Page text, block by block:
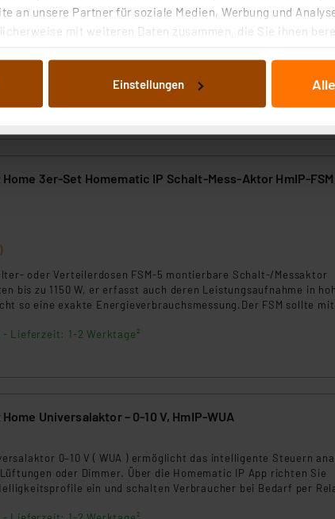
an unsere Partner für soziale Medien, Werbung und
mit weiteren Daten zusammen, die Sie ihnen
dargestellten bzw. die von Ihnen ausgewählten
Auflistung der einzelnen Cookies nach Zweck und
Zeitpunkt des Widerrufs bleibt hiervon unberührt. Ihre
nicht längerfristig gespeichert werden und dieses
personenbezogene Daten in den USA. Ihre Einwilligung zur
ggf. auch die Verarbeitung Ihrer Daten in den USA gemäß
und zu der jeweiligen Datenübermittlung erhalten Sie
der EU. Dies bedeutet, dass die USA
wird. So besteht etwa das Risiko, dass US-
verarbeiten, ohne dass hiergegen Klagemöglichkeiten
Einstellungen
Verbraucher.
3er-Set Homematic IP Schalt-Mess-Aktor HmIP-
oder Verteilerdosen FSM-5 montierbare Schalt-/Messaktor
bis zu 1150 W, er erfasst auch deren Leistungsaufnahme in
so eine exakte Energieverbrauchsmessung.Der FSM sollte mit
Lieferzeit: 1-2 Werktage²
Universalaktor – 0-10 V, HmIP-WUA
0–10 V ( WUA ) ermöglicht das intelligente Steuern
oder Dimmer. Über die Homematic IP App richten Sie
ein und schalten Verbraucher bei Bedarf per